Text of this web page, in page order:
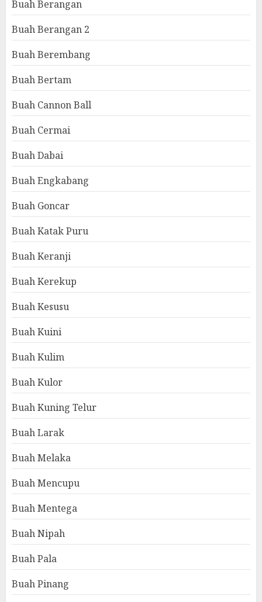
Buah Berangan
Buah Berangan 2
Buah Berembang
Buah Bertam
Buah Cannon Ball
Buah Cermai
Buah Dabai
Buah Engkabang
Buah Goncar
Buah Katak Puru
Buah Keranji
Buah Kerekup
Buah Kesusu
Buah Kuini
Buah Kulim
Buah Kulor
Buah Kuning Telur
Buah Larak
Buah Melaka
Buah Mencupu
Buah Mentega
Buah Nipah
Buah Pala
Buah Pinang